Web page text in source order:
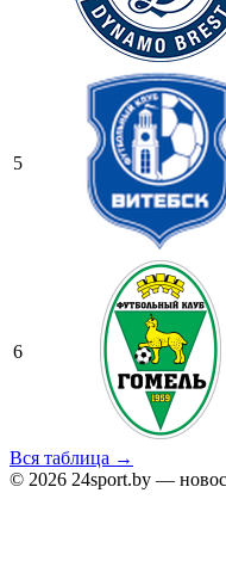
5
6
Вся таблица →
© 2026 24sport.by —